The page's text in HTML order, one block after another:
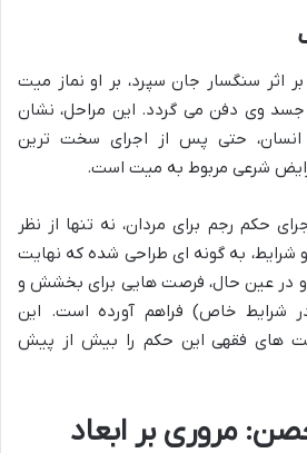
اثر سنگسار جان سپرد، بر او نماز میت
وی دفن می گردد. این مراحل، نشان
انسان، حتی پس از اجرای سخت ترین
شرعی مربوط به میت است.
حکم رجم برای مردان، نه تنها از نظر
شرایط، به گونه ای طراحی شده که نهایت
و در عین حال، فرصت هایی برای بخشش و
شرایط خاص) فراهم آورده است. این
های فقهی این حکم را بیش از پیش
مروری بر ابعاد